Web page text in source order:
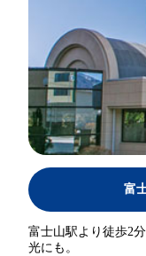
富
富士山駅より徒歩2
光にも。